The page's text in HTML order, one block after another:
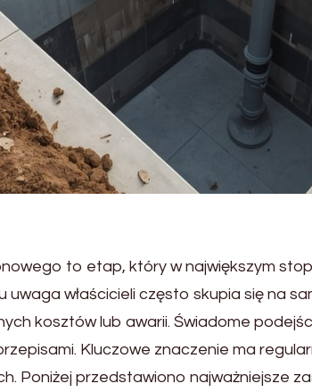
to etap, który w największym
właścicieli często skupia się na
kosztów lub awarii. Świadome
Kluczowe znaczenie ma
Poniżej przedstawiono najważniejsze